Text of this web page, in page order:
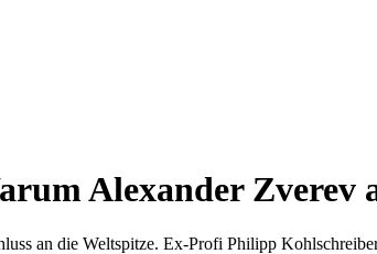
Alexander Zverev
an die Weltspitze. Ex-Profi Philipp